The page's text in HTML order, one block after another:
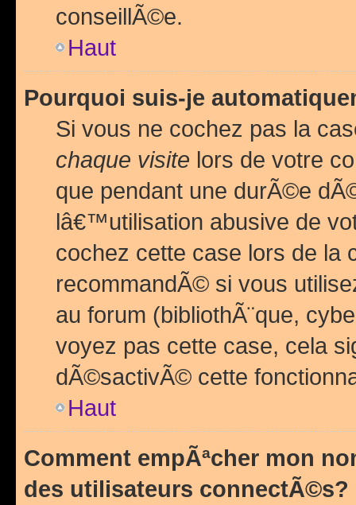
conseillÃ©e.
Haut
Pourquoi suis-je
Si vous ne cochez pas la
chaque visite lors de votre
que pendant une durÃ©e
lâ€™utilisation abusive de
cochez cette case lors de
recommandÃ© si vous
au forum (bibliothÃ¨que,
voyez pas cette case, cela
dÃ©sactivÃ© cette
Haut
Comment empÃªcher mon
des utilisateurs connectÃ©s?